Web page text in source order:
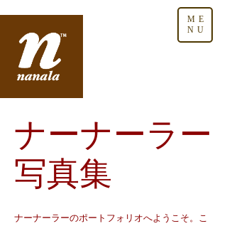
ME
NU
ナーナーラー
写真集
ナーナーラーのポートフォリオへようこそ。こ